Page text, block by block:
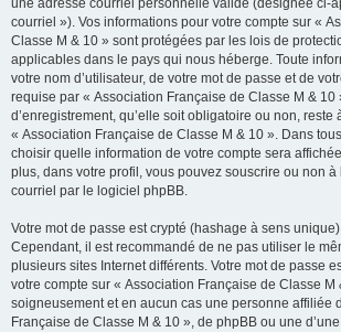
une adresse courriel personnelle valide (désignée ci-
courriel »). Vos informations pour votre compte sur «
Classe M & 10 » sont protégées par les lois de
applicables dans le pays qui nous héberge. Toute
votre nom d’utilisateur, de votre mot de passe et de
requise par « Association Française de Classe M & 10
d’enregistrement, qu’elle soit obligatoire ou non, reste
« Association Française de Classe M & 10 ». Dans
choisir quelle information de votre compte sera
plus, dans votre profil, vous pouvez souscrire ou non à
courriel par le logiciel phpBB.
Votre mot de passe est crypté (hashage à sens
Cependant, il est recommandé de ne pas utiliser le
plusieurs sites Internet différents. Votre mot de passe
votre compte sur « Association Française de Classe M
soigneusement et en aucun cas une personne affiliée
Française de Classe M & 10 », de phpBB ou une